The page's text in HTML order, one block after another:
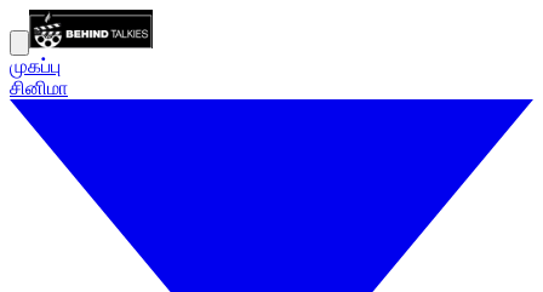
முகப்பு
சினிமா